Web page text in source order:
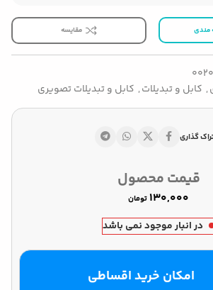
مندی مقایسه
, کابل و تبدیلات, کابل و تبدیلات تصویری
گذاری
قیمت محصول
تومان
در انبار موجود نمی باشد
امکان خرید اقساطی